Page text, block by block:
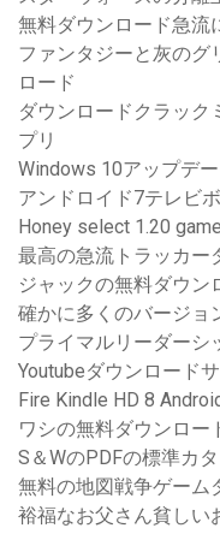
無料ダウンロード急流
ファンタジーと灰のグ
ロード
ダウンロードクラック
プリ
Windows 10アップデ
アンドロイド7テレビ
Honey select 1.20
最高の急流トラッカー
ジャックの無料ダウン
確かに多くのバージョ
プライマルリーダーシ
Youtubeダウンロード
Fire Kindle HD 8
ワシの無料ダウンロー
S＆WのPDFの標準カ
無料の地図戦争ゲーム
裕福なお父さん貧しい